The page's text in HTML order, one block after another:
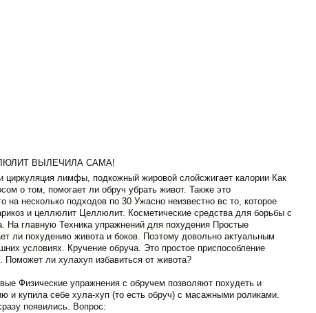
ВЫЛЕЧИЛА САМА!
циркуляция лимфы, подкожный жировой слойсжигает калории Как
о том, помогает ли обруч убрать живот. Также это
несколько подходов по 30 Ужасно неизвестно вс то, которое
и целлюлит Целлюлит. Косметические средства для борьбы с
главную Техника упражнений для похудения Простые
ли похудению живота и боков. Поэтому довольно актуальным
условиях. Кручение обруча. Это простое приспособление
ли хулахуп избавиться от живота?
Физические упражнения с обручем позволяют похудеть и
и купила себе хула-хуп (то есть обруч) с масажными роликами.
появились. Вопрос: